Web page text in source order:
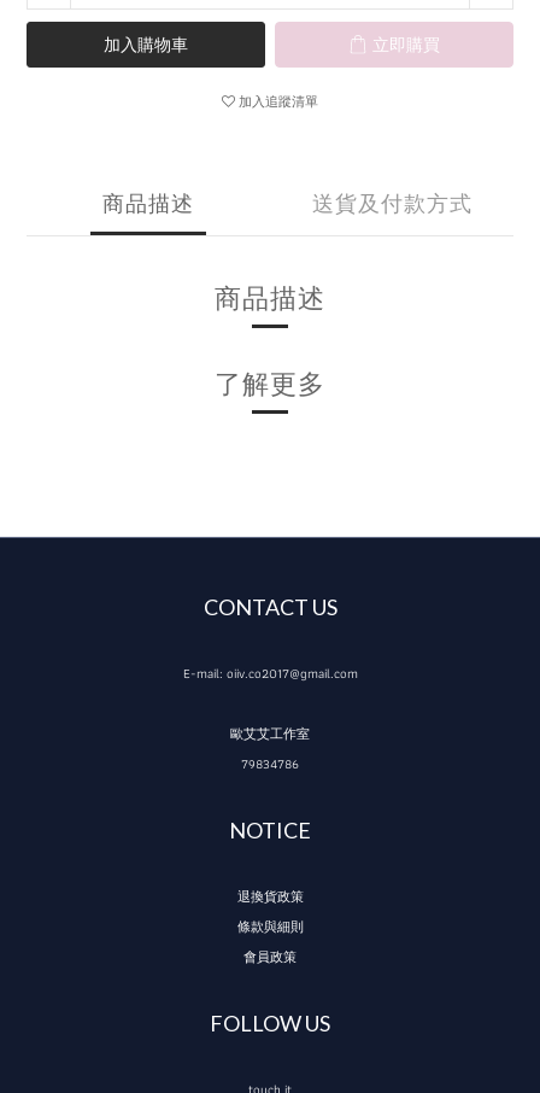
加入購物車 立即購買
加入追蹤清單
商品描述 送貨及付款方式
商品描述
了解更多
CONTACT US
E-mail: oiiv.co2017@gmail.com
歐艾艾工作室
79834786
NOTICE
退換貨政策
條款與細則
會員政策
FOLLOW US